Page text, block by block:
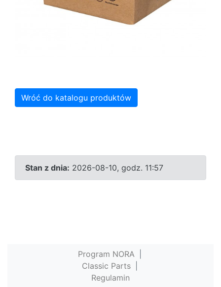
Wróć do katalogu produktów
Stan z dnia: 2026-08-10, godz. 11:57
Program NORA
Classic Parts
Regulamin